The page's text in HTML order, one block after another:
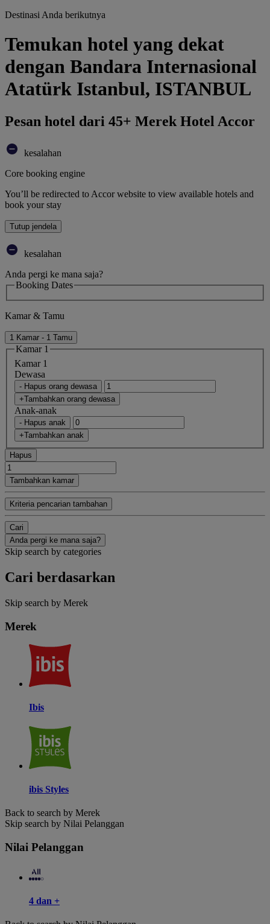
Destinasi Anda berikutnya
Temukan hotel yang dekat
dengan Bandara Internasional
Atatürk Istanbul, ISTANBUL
Pesan hotel dari 45+ Merek Hotel Accor
kesalahan
Core booking engine
You’ll be redirected to Accor website to view available hotels and
book your stay
Tutup jendela
kesalahan
Anda pergi ke mana saja?
Booking Dates
Kamar & Tamu
1 Kamar - 1 Tamu
Kamar 1
Kamar 1
Dewasa
- Hapus orang dewasa
+Tambahkan orang dewasa
Anak-anak
- Hapus anak
+Tambahkan anak
Hapus
Tambahkan kamar
Kriteria pencarian tambahan
Cari
Anda pergi ke mana saja?
Skip search by categories
Cari berdasarkan
Skip search by Merek
Merek
Ibis
ibis Styles
Back to search by Merek
Skip search by Nilai Pelanggan
Nilai Pelanggan
4 dan +